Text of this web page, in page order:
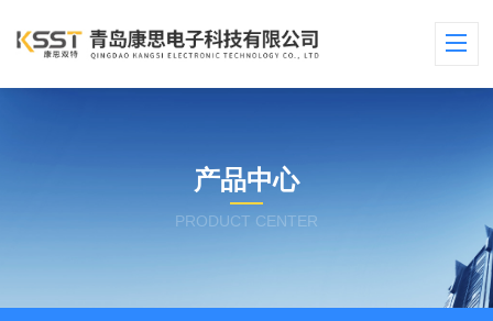
产品中心
PRODUCT CENTER